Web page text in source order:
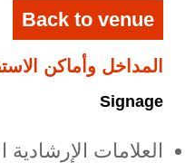
Back to venue
المداخل وأماكن
Signage
العلامات